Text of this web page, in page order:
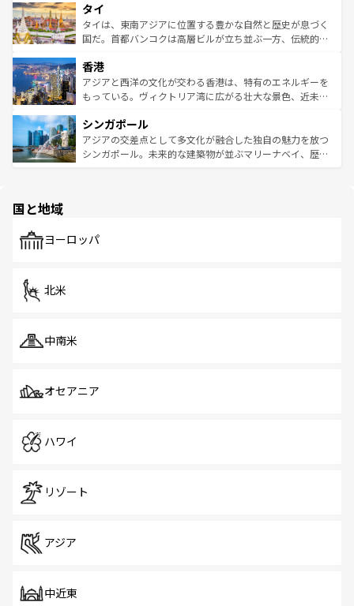
リティに包まれながら、韓国の多彩な魅力を心ゆくまで味
わってみてほしい。 なお、新着の韓国情報はコンテンツ一
覧を参照してほしい。
急速な発展と共に伝統が息づく。ハノイの古い町並みやホ
ーチミン市のフランス統治時代の建物も、独特の雰囲気を
醸し出している。また、バラエティの豊かさとおいしさで
とつ。フォーやバインミー、ベトナムコーヒーなどは、ぜ
ひ現地で味わいたい。どの地域を訪れてもあたたかい人々
が旅行者を迎えてくれるので、きっと忘れられない旅にな
参照してほしい。
タイ
タイは、東南アジアに位置する豊かな自然と歴史が息づく
国だ。首都バンコクは高層ビルが立ち並ぶ一方、伝統的な
の活気が交差している。北部ではチェンマイなどの山岳地
帯で自然と触れ合い、南部ではプーケットやクラビの美し
いビーチでリゾート気分を楽しむことができる。タイ料理
激する。気候は一年中温暖で、どの季節にも異なる楽しみ
が待っている。親しみやすいタイの人々、仏教を中心とし
た文化、そして多様な観光資源が、訪れる旅人を魅了し続
香港
アジアと西洋の文化が交わる香港は、特有のエネルギーを
もっている。ヴィクトリア湾に広がる壮大な景色、近未来
み、どこを訪れても感動するはず。観光スポットが密集し
ており、効率よく見どころを回れるのも魅力。息をのむよ
うな絶景から文化的な体験まで、香港を存分に楽しみ尽く
シンガポール
アジアの交差点として多文化が融合した独自の魅力を放つ
シンガポール。未来的な建築物が並ぶマリーナベイ、歴史
で、ホーカーズは地元の風情を楽しめる外せないスポット
国と地域
ヨーロッパ
北米
中南米
オセアニア
ハワイ
リゾート
アジア
中近東